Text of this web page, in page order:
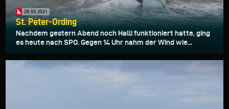
28.03.2021
St. Peter-Ording
Nachdem gestern Abend noch Halli funktioniert hatte, ging
es heute nach SPO. Gegen 14 Uhr nahm der Wind wie...